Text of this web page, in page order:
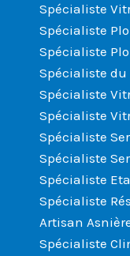
Spécialiste
Spécialiste
Spécialiste
Spécialiste du
Spécialiste
Spécialiste
Spécialiste
Spécialiste
Spécialiste
Spécialiste
Artisan
Spécialiste